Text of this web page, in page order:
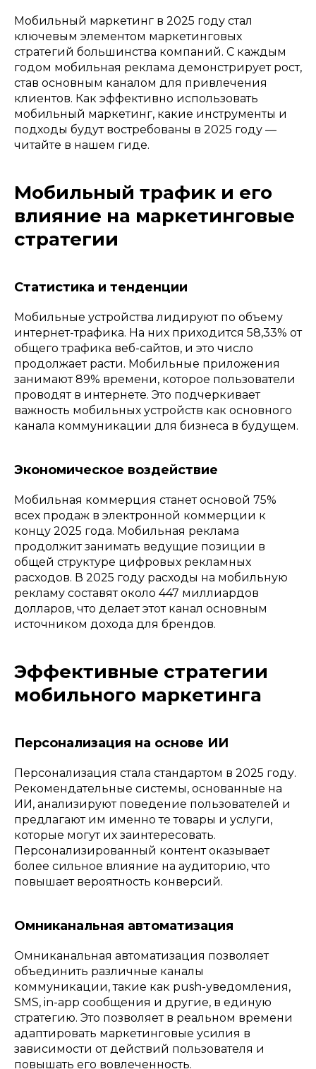
Мобильный маркетинг в 2025 году стал
ключевым элементом маркетинговых
стратегий большинства компаний. С каждым
годом мобильная реклама демонстрирует рост,
став основным каналом для привлечения
клиентов. Как эффективно использовать
мобильный маркетинг, какие инструменты и
подходы будут востребованы в 2025 году —
читайте в нашем гиде.
Мобильный трафик и его
влияние на маркетинговые
стратегии
Статистика и тенденции
Мобильные устройства лидируют по объему
интернет-трафика. На них приходится 58,33% от
общего трафика веб-сайтов, и это число
продолжает расти. Мобильные приложения
занимают 89% времени, которое пользователи
проводят в интернете. Это подчеркивает
важность мобильных устройств как основного
канала коммуникации для бизнеса в будущем.
Экономическое воздействие
Мобильная коммерция станет основой 75%
всех продаж в электронной коммерции к
концу 2025 года. Мобильная реклама
продолжит занимать ведущие позиции в
общей структуре цифровых рекламных
расходов. В 2025 году расходы на мобильную
рекламу составят около 447 миллиардов
долларов, что делает этот канал основным
источником дохода для брендов.
Эффективные стратегии
мобильного маркетинга
Персонализация на основе ИИ
Персонализация стала стандартом в 2025 году.
Рекомендательные системы, основанные на
ИИ, анализируют поведение пользователей и
предлагают им именно те товары и услуги,
которые могут их заинтересовать.
Персонализированный контент оказывает
более сильное влияние на аудиторию, что
повышает вероятность конверсий.
Омниканальная автоматизация
Омниканальная автоматизация позволяет
объединить различные каналы
коммуникации, такие как push-уведомления,
SMS, in-app сообщения и другие, в единую
стратегию. Это позволяет в реальном времени
адаптировать маркетинговые усилия в
зависимости от действий пользователя и
повышать его вовлеченность.